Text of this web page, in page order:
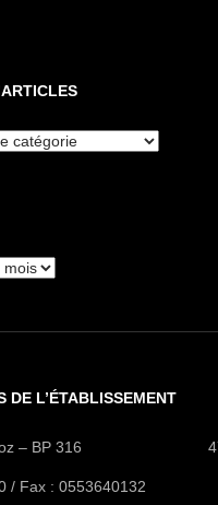
DE L’ÉTABLISSEMENT
– BP 316
/ Fax : 0553640132